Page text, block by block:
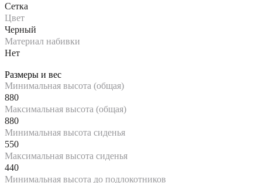
Сетка
Цвет
Черный
Материал набивки
Нет
Размеры и вес
Минимальная высота (общая)
880
Максимальная высота (общая)
880
Минимальная высота сиденья
550
Максимальная высота сиденья
440
Минимальная высота до подлокотников